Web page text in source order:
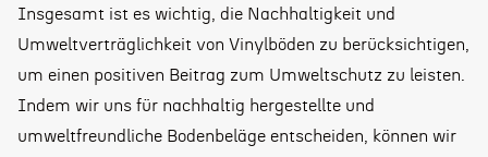
Insgesamt ist es wichtig, die Nachhaltigkeit und
Umweltverträglichkeit von Vinylböden zu berücksichtigen,
um einen positiven Beitrag zum Umweltschutz zu leisten.
Indem wir uns für nachhaltig hergestellte und
umweltfreundliche Bodenbeläge entscheiden, können wir